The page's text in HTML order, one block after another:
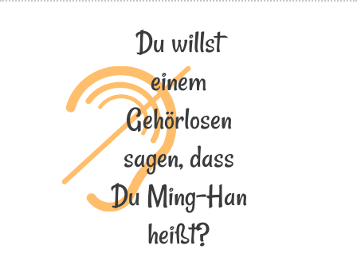
Du willst
einem
Gehörlosen
sagen, dass
Du Ming-Han
heißt?